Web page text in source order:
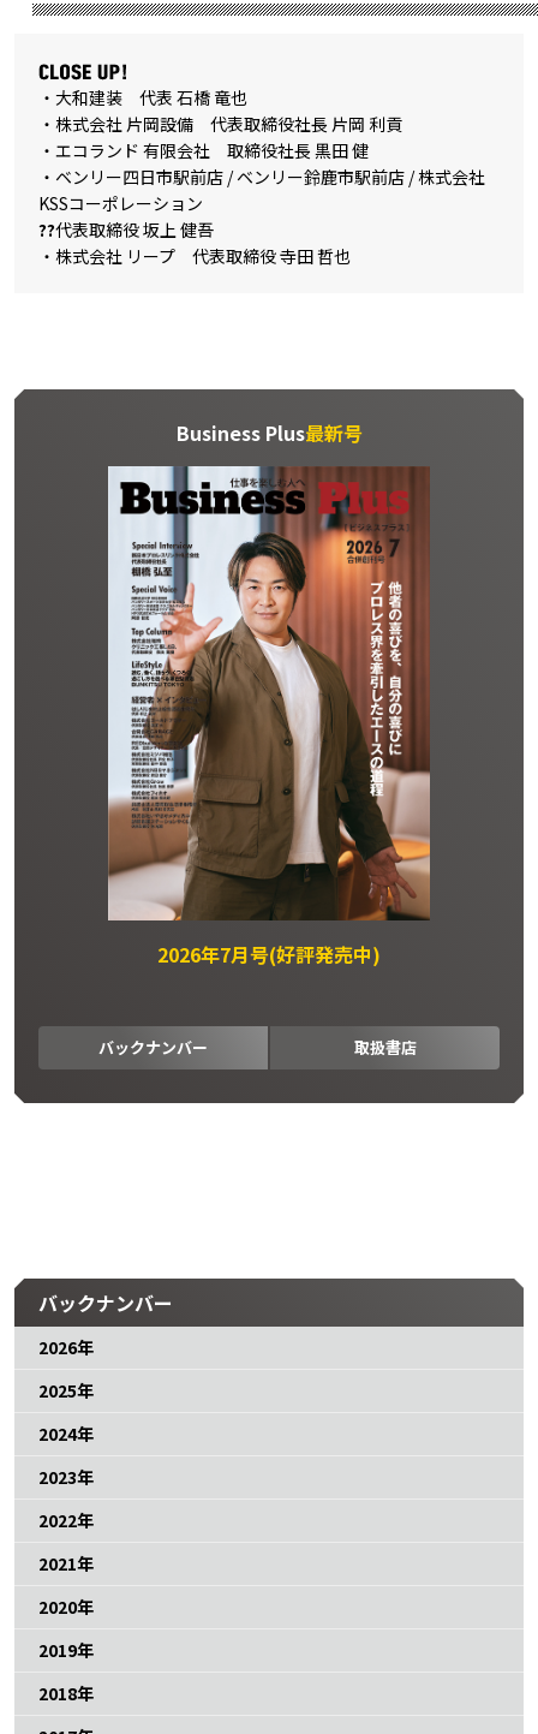
・大和建装 代表 石橋 竜也
・株式会社 片岡設備 代表取締役社長 片岡 利貢
・エコランド 有限会社 取締役社長 黒田 健
・ベンリー四日市駅前店 / ベンリー鈴鹿市駅前店 / 株式会社
KSSコーポレーション
??代表取締役 坂上 健吾
・株式会社 リープ 代表取締役 寺田 哲也
Business Plus最新号
2026年7月号(好評発売中)
バックナンバー 取扱書店
バックナンバー
2026年
2025年
2024年
2023年
2022年
2021年
2020年
2019年
2018年